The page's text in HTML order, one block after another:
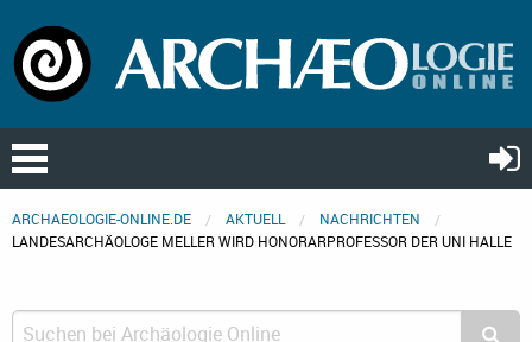
ARCHAEOLOGIE-ONLINE.DE AKTUELL
NACHRICHTEN
LANDESARCHÄOLOGE MELLER WIRD HONORARPROFESSOR DER UNI HALLE